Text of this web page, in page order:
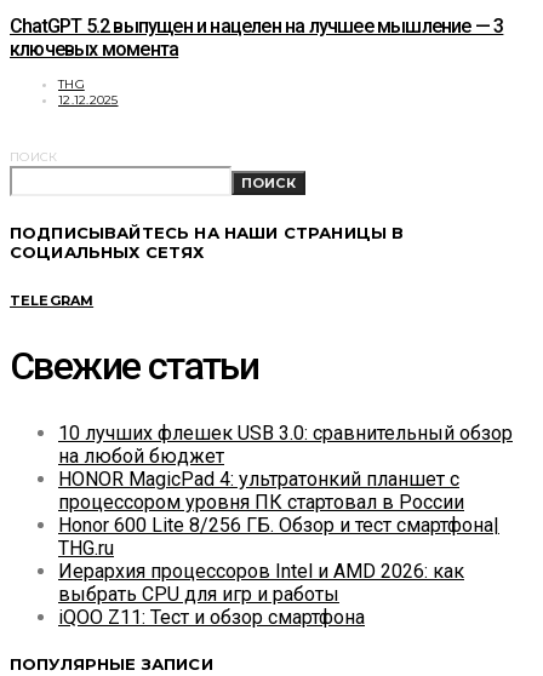
ChatGPT 5.2 выпущен и нацелен на лучшее мышление — 3
ключевых момента
THG
12.12.2025
ПОИСК
ПОИСК
ПОДПИСЫВАЙТЕСЬ НА НАШИ СТРАНИЦЫ В
СОЦИАЛЬНЫХ СЕТЯХ
TELEGRAM
Свежие статьи
10 лучших флешек USB 3.0: сравнительный обзор
на любой бюджет
HONOR MagicPad 4: ультратонкий планшет с
процессором уровня ПК стартовал в России
Honor 600 Lite 8/256 ГБ. Обзор и тест смартфона|
THG.ru
Иерархия процессоров Intel и AMD 2026: как
выбрать CPU для игр и работы
iQOO Z11: Тест и обзор смартфона
ПОПУЛЯРНЫЕ ЗАПИСИ